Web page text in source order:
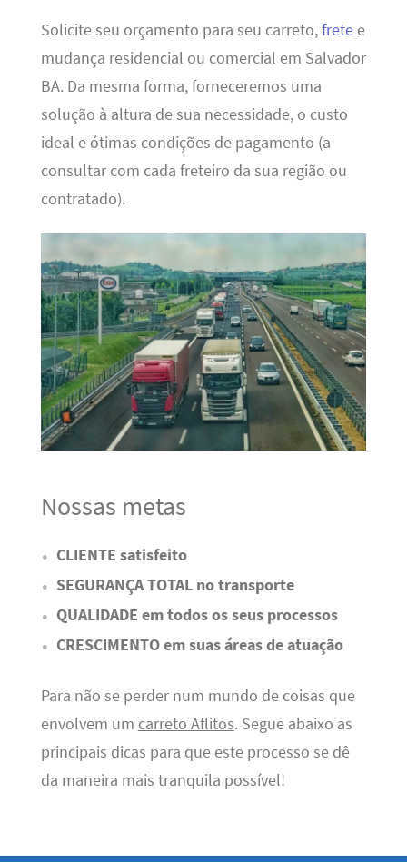
Solicite seu orçamento para seu carreto,fretee
mudança residencial ou comercial em Salvador
BA. Da mesma forma, forneceremos uma
solução à altura de sua necessidade, o custo
ideal e ótimas condições de pagamento (a
consultar com cada freteiro da sua região ou
contratado).
Nossas metas
CLIENTE satisfeito
SEGURANÇA TOTAL no transporte
QUALIDADE em todos os seus processos
CRESCIMENTO em suas áreas de atuação
Para não se perder num mundo de coisas que
envolvem um carreto Aflitos. Segue abaixo as
principais dicas para que este processo se dê
da maneira mais tranquila possível!